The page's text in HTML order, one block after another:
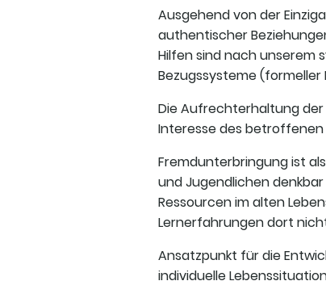
Ausgehend von der
authentischer
Hilfen sind nach unserem
Bezugssysteme (form­eller
Die Aufrechterhaltung der
Interesse des betroffenen
Fremd­unterbringung ist
und Jugendlichen
Ressourcen im alten
Lernerfahrungen dort
Ansatzpunkt für die
individuelle